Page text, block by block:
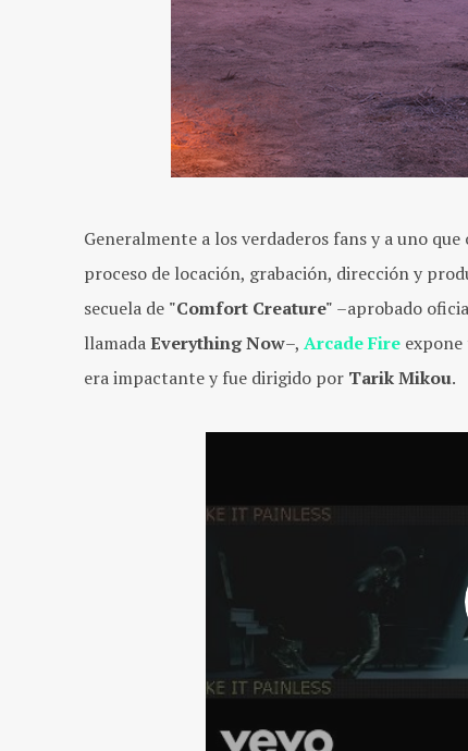
Generalmente a los verdaderos fans y a uno
proceso de locación, grabación, dirección y
secuela de "Comfort Creature" –aprobado
llamadaEverything Now–, Arcade Fire
era impactante y fue dirigido por Tarik Mikou.